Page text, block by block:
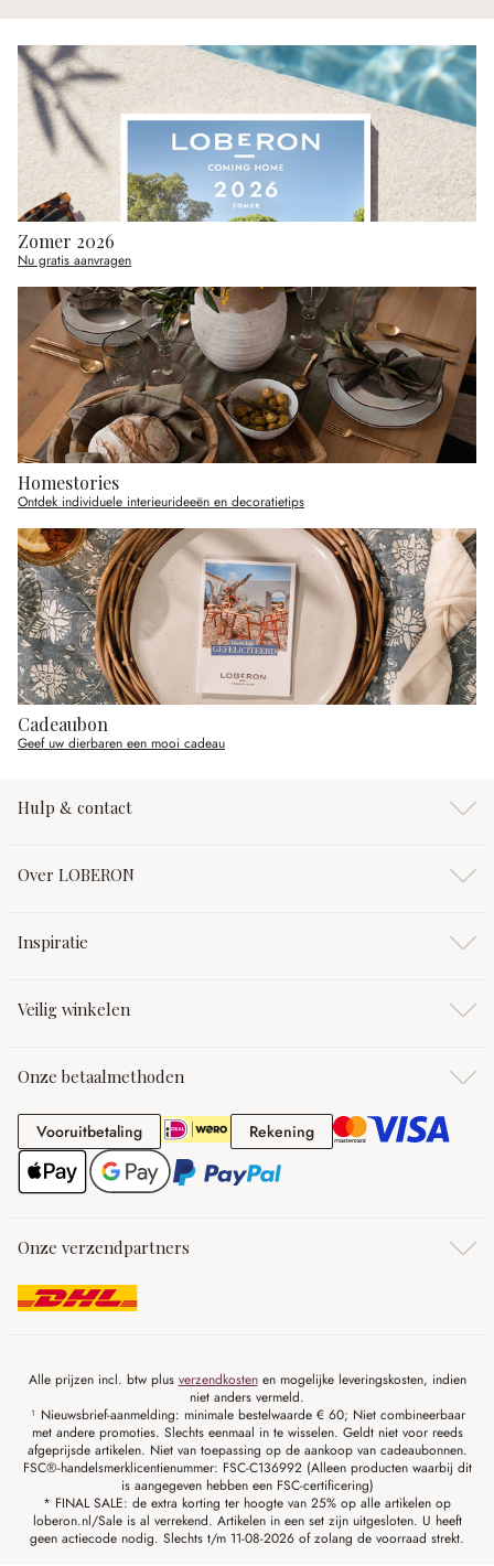
Zomer 2026
Nu gratis aanvragen
Homestories
Ontdek individuele interieurideeën en decoratietips
Cadeaubon
Geef uw dierbaren een mooi cadeau
Hulp & contact
Over LOBERON
Inspiratie
Veilig winkelen
Onze betaalmethoden
VooruitbetalingVooruitbetaling RekeningRekening
Onze verzendpartners
Alle prijzen incl. btw plus verzendkostenen mogelijke leveringskosten, indien
niet anders vermeld.
¹ Nieuwsbrief-aanmelding: minimale bestelwaarde € 60; Niet combineerbaar
met andere promoties. Slechts eenmaal in te wisselen. Geldt niet voor reeds
afgeprijsde artikelen. Niet van toepassing op de aankoop van cadeaubonnen.
FSC®-handelsmerklicentienummer: FSC-C136992 (Alleen producten waarbij dit
is aangegeven hebben een FSC-certificering)
* FINAL SALE: de extra korting ter hoogte van 25% op alle artikelen op
loberon.nl/Sale is al verrekend. Artikelen in een set zijn uitgesloten. U heeft
geen actiecode nodig. Slechts t/m 11-08-2026 of zolang de voorraad strekt.